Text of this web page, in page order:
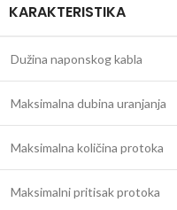
KARAKTERISTIKA
Dužina naponskog kabla
Maksimalna dubina uranjanja
Maksimalna količina protoka
Maksimalni pritisak protoka